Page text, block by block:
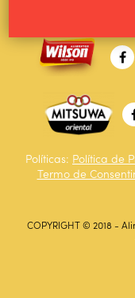
Políticas: Política de
Termo de
COPYRIGHT © 2018 -